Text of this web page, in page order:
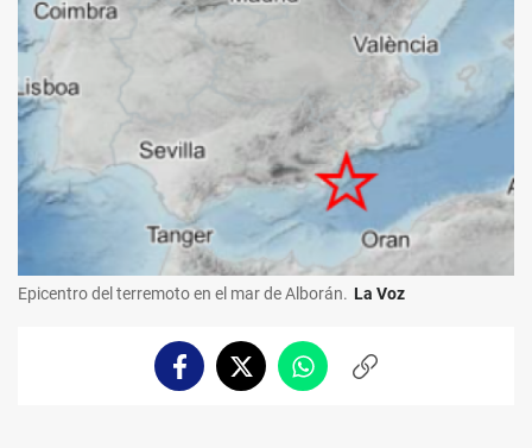
Epicentro del terremoto en el mar de Alborán. La Voz
FacebookTwitterWhatsappCopiar